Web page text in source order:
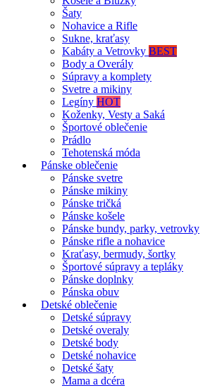
Šaty
Nohavice a Rifle
Sukne, kraťasy
Kabáty a Vetrovky BEST
Body a Overály
Súpravy a komplety
Svetre a mikiny
Legíny HOT
Koženky, Vesty a Saká
Športové oblečenie
Prádlo
Tehotenská móda
Pánske oblečenie
Pánske svetre
Pánske mikiny
Pánske tričká
Pánske košele
Pánske bundy, parky, vetrovky
Pánske rifle a nohavice
Kraťasy, bermudy, šortky
Športové súpravy a tepláky
Pánske doplnky
Pánska obuv
Detské oblečenie
Detské súpravy
Detské overaly
Detské body
Detské nohavice
Detské šaty
Mama a dcéra